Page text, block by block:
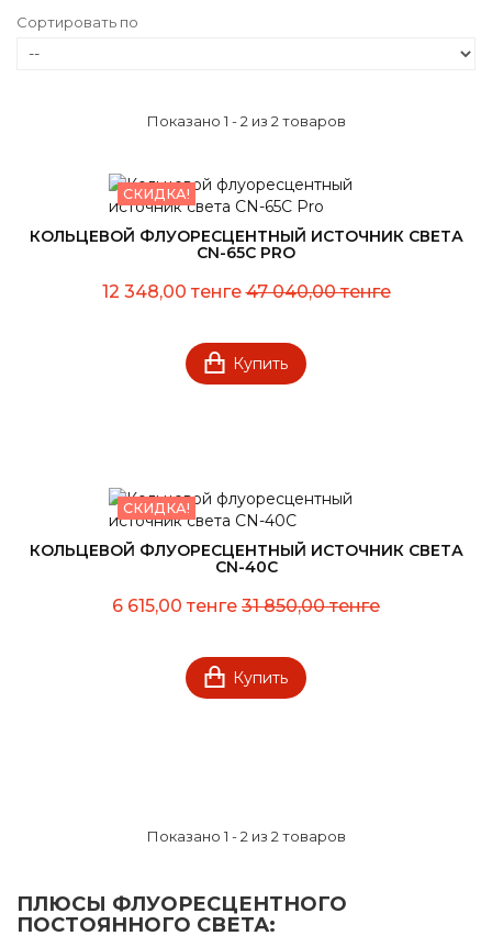
Сортировать по
Показано 1 - 2 из 2 товаров
СКИДКА!
КОЛЬЦЕВОЙ ФЛУОРЕСЦЕНТНЫЙ ИСТОЧНИК СВЕТА
CN-65C PRO
12 348,00 тенге47 040,00 тенге
Купить
СКИДКА!
КОЛЬЦЕВОЙ ФЛУОРЕСЦЕНТНЫЙ ИСТОЧНИК СВЕТА
CN-40C
6 615,00 тенге 31 850,00 тенге
Купить
Показано 1 - 2 из 2 товаров
ПЛЮСЫ ФЛУОРЕСЦЕНТНОГО
ПОСТОЯННОГО СВЕТА: